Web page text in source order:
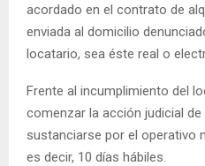
acordado en el contrato de
enviada al domicilio
locatario, sea éste real o
Frente al incumplimiento del
comenzar la acción judicial de
sustanciarse por el operativo
es decir, 10 días hábiles.